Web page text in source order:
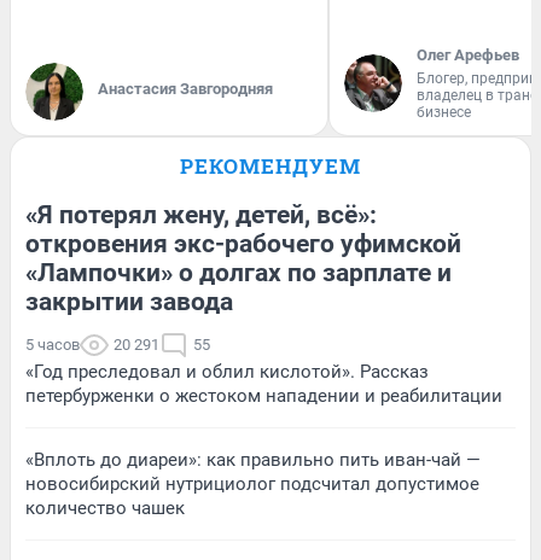
Анастасия Завгородняя
Олег Арефьев
Блогер,
владелец в
бизнесе
РЕКОМЕНДУЕМ
«Я потерял жену, детей, всё»:
откровения экс-рабочего уфимской
«Лампочки» о долгах по зарплате и
закрытии завода
5 часов 20 291 55
«Год преследовал и облил кислотой». Рассказ
петербурженки о жестоком нападении и реабилитации
«Вплоть до диареи»: как правильно пить иван-чай —
новосибирский нутрициолог подсчитал допустимое
количество чашек